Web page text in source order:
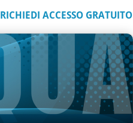
RICHIEDI ACCESSO GRATUITO